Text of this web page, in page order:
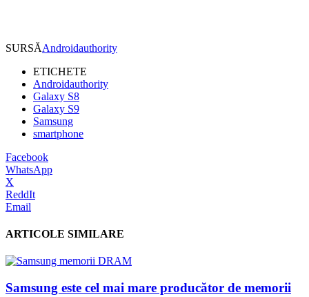
SURSĂAndroidauthority
ETICHETE
Androidauthority
Galaxy S8
Galaxy S9
Samsung
smartphone
Facebook
WhatsApp
X
ReddIt
Email
ARTICOLE SIMILARE
Samsung este cel mai mare producător de memorii